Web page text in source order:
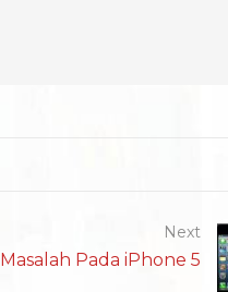
Next
Masalah Pada iPhone 5